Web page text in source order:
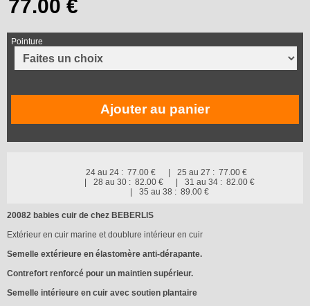
Pointure
Ajouter au panier
24 au 24 : 77.00 € 25 au 27 : 77.00 €
28 au 30 : 82.00 € 31 au 34 : 82.00 €
35 au 38 : 89.00 €
20082 babies cuir de chez BEBERLIS
Extérieur en cuir marine et doublure intérieur en cuir
Semelle extérieure en élastomère anti-dérapante.
Contrefort renforcé pour un maintien supérieur.
Semelle intérieure en cuir avec soutien plantaire